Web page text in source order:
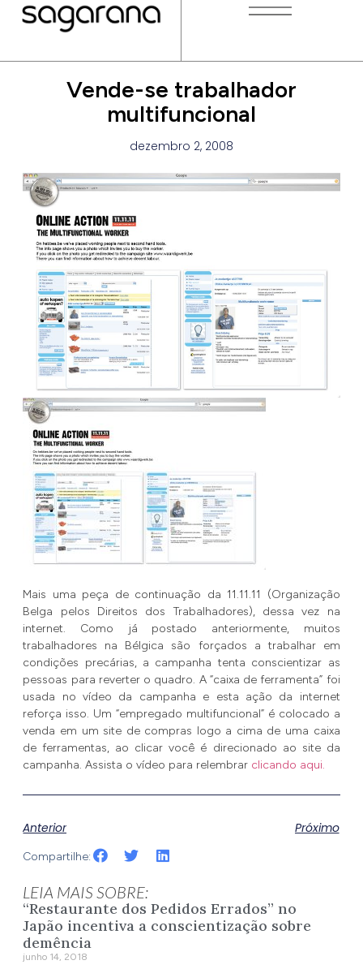
Vende-se trabalhador
multifuncional
dezembro 2, 2008
Mais uma peça de continuação da 11.11.11 (Organização
Belga pelos Direitos dos Trabalhadores), dessa vez na
internet. Como já postado anteriormente, muitos
trabalhadores na Bélgica são forçados a trabalhar em
condições precárias, a campanha tenta conscientizar as
pessoas para reverter o quadro. A “caixa de ferramenta” foi
usada no vídeo da campanha e esta ação da internet
reforça isso. Um “empregado multifuncional” é colocado a
venda em um site de compras logo a cima de uma caixa
de ferramentas, ao clicar você é direcionado ao site da
campanha. Assista o vídeo para relembrar clicando aqui.
Anterior Próximo
Compartilhe:
LEIA MAIS SOBRE:
“Restaurante dos Pedidos Errados” no
Japão incentiva a conscientização sobre
demência
junho 14, 2018